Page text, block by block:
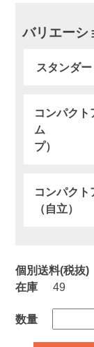
個別送料(税抜)
バリエーシ
スタンダ
コンパクト
ム （
プ）
コンパクト
（自立）
在庫 49
数量